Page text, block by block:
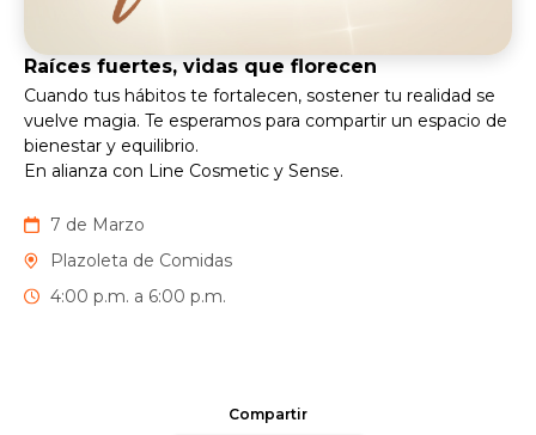
Raíces fuertes, vidas que florecen
Cuando tus hábitos te fortalecen, sostener tu realidad se
vuelve magia.​ Te esperamos para compartir un espacio de
bienestar y equilibrio.​
En alianza con Line Cosmetic y Sense.
7 de Marzo
Plazoleta de Comidas
4:00 p.m. a 6:00 p.m.
Compartir